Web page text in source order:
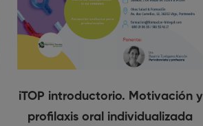
iTOP introductorio. Motivación y
profilaxis oral individualizada